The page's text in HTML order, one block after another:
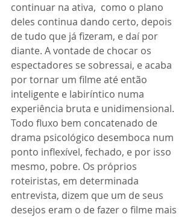
continuar na ativa,  como o plano
deles continua dando certo, depois
de tudo que já fizeram, e daí por
diante. A vontade de chocar os
espectadores se sobressai, e acaba
por tornar um filme até então
inteligente e labiríntico numa
experiência bruta e unidimensional.
Todo fluxo bem concatenado de
drama psicológico desemboca num
ponto inflexível, fechado, e por isso
mesmo, pobre. Os próprios
roteiristas, em determinada
entrevista, dizem que um de seus
desejos eram o de fazer o filme mais